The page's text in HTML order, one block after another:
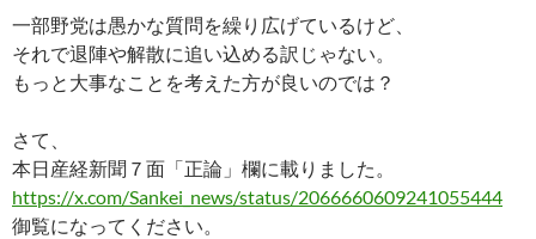
一部野党は愚かな質問を繰り広げているけど、
それで退陣や解散に追い込める訳じゃない。
もっと大事なことを考えた方が良いのでは？
さて、
本日産経新聞７面「正論」欄に載りました。
https://x.com/Sankei_news/status/2066660609241055444
御覧になってください。